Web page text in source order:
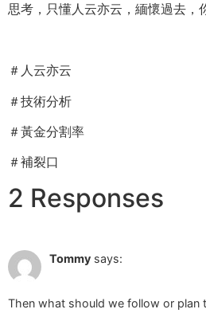
思考， 只懂人云亦云，緬懷過去，
＃人云亦云
＃技術分析
＃黃金分割率
＃補裂口
2 Responses
Tommy says:
Then what should we follow or plan